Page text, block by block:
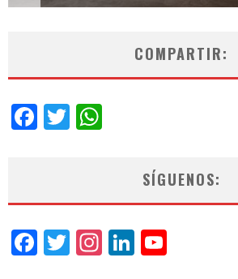
COMPARTIR:
Facebook
Twitter
SÍGUENOS:
Facebook
Twitter
Instagram
LinkedIn